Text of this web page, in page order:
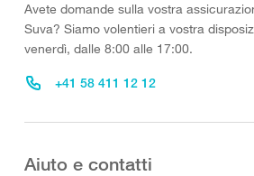
Avete domande sulla vostra
Suva? Siamo volentieri a vostra
venerdì, dalle 8:00 alle 17:00.
+41 58 411 12 12
Aiuto e contatti